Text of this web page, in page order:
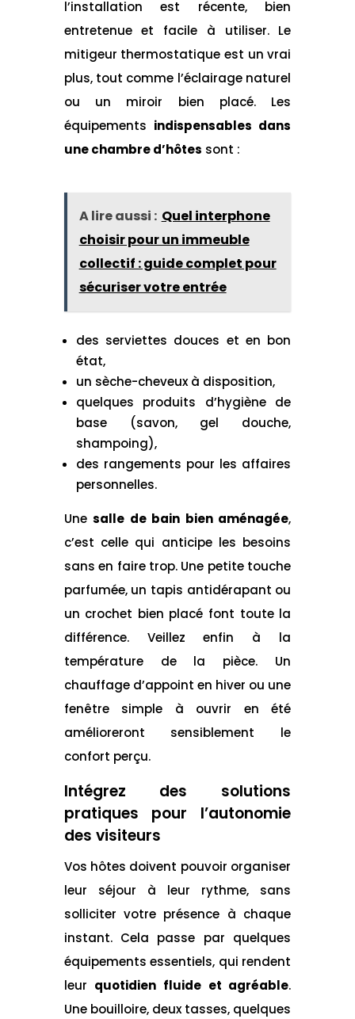
l’installation est récente, bien
entretenue et facile à utiliser. Le
mitigeur thermostatique est un vrai
plus, tout comme l’éclairage naturel
ou un miroir bien placé. Les
équipements indispensables dans
une chambre d’hôtes sont :
A lire aussi : Quel interphone
choisir pour un immeuble
collectif : guide complet pour
sécuriser votre entrée
des serviettes douces et en bon
état,
un sèche-cheveux à disposition,
quelques produits d’hygiène de
base (savon, gel douche,
shampoing),
des rangements pour les affaires
personnelles.
Une salle de bain bien aménagée,
c’est celle qui anticipe les besoins
sans en faire trop. Une petite touche
parfumée, un tapis antidérapant ou
un crochet bien placé font toute la
différence. Veillez enfin à la
température de la pièce. Un
chauffage d’appoint en hiver ou une
fenêtre simple à ouvrir en été
amélioreront sensiblement le
confort perçu.
Intégrez des solutions
pratiques pour l’autonomie
des visiteurs
Vos hôtes doivent pouvoir organiser
leur séjour à leur rythme, sans
solliciter votre présence à chaque
instant. Cela passe par quelques
équipements essentiels, qui rendent
leur quotidien fluide et agréable.
Une bouilloire, deux tasses, quelques